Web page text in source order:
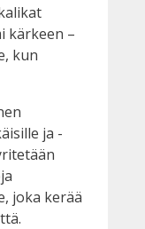
kärkeen –
kun
ja -
joka kerää